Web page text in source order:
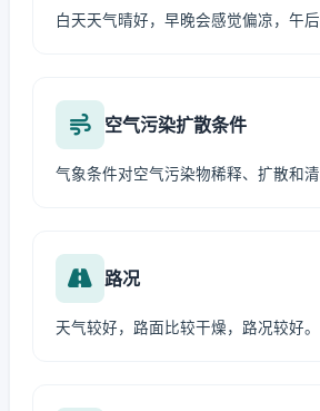
白天天气晴好，早晚会感觉偏凉，午后
空气污染扩散条件
气象条件对空气污染物稀释、扩散和清
路况
天气较好，路面比较干燥，路况较好。